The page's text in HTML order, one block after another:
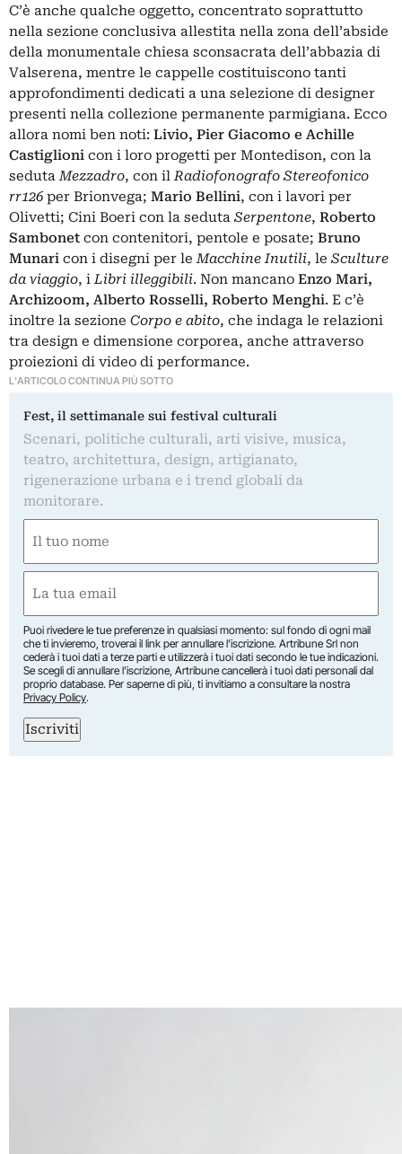
C’è anche qualche oggetto, concentrato soprattutto
nella sezione conclusiva allestita nella zona dell’abside
della monumentale chiesa sconsacrata dell’abbazia di
Valserena, mentre le cappelle costituiscono tanti
approfondimenti dedicati a una selezione di designer
presenti nella collezione permanente parmigiana. Ecco
allora nomi ben noti: Livio, Pier Giacomo e Achille
Castiglioni con i loro progetti per Montedison, con la
sedutaMezzadro, con ilRadiofonografo Stereofonico
rr126per Brionvega; Mario Bellini, con i lavori per
Olivetti; Cini Boeri con la seduta Serpentone, Roberto
Sambonet con contenitori, pentole e posate; Bruno
Munari con i disegni per leMacchine Inutili, le Sculture
da viaggio, iLibri illeggibili. Non mancano Enzo Mari,
Archizoom, Alberto Rosselli, Roberto Menghi. E c’è
inoltre la sezione Corpo e abito, che indaga le relazioni
tra design e dimensione corporea, anche attraverso
proiezioni di video di performance.
L'ARTICOLO CONTINUA PIÙ SOTTO
Fest, il settimanale sui festival culturali
Scenari, politiche culturali, arti visive, musica,
teatro, architettura, design, artigianato,
rigenerazione urbana e i trend globali da
monitorare.
(Obbligatorio)
Nome
(Obbligatorio)
Puoi rivedere le tue preferenze in qualsiasi momento: sul fondo di ogni mail
che ti invieremo, troverai il link per annullare l’iscrizione. Artribune Srl non
cederà i tuoi dati a terze parti e utilizzerà i tuoi dati secondo le tue indicazioni.
Se scegli di annullare l’iscrizione, Artribune cancellerà i tuoi dati personali dal
proprio database. Per saperne di più, ti invitiamo a consultare la nostra
Privacy Policy.
Iscriviti